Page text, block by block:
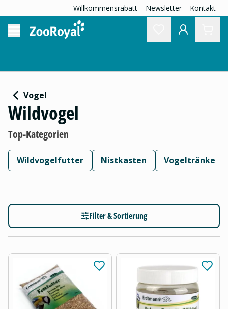
Willkommensrabatt Newsletter Kontakt
Vogel
Wildvogel
Top-Kategorien
Wildvogelfutter Nistkasten Vogeltränke
Filter & Sortierung